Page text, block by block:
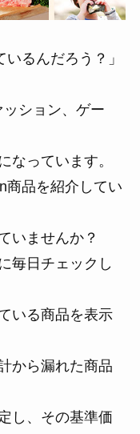
るんだろう？」
ション、ゲー
なっています。
商品を紹介してい
いませんか？
毎日チェックし
いる商品を表示
から漏れた商品
し、その基準価